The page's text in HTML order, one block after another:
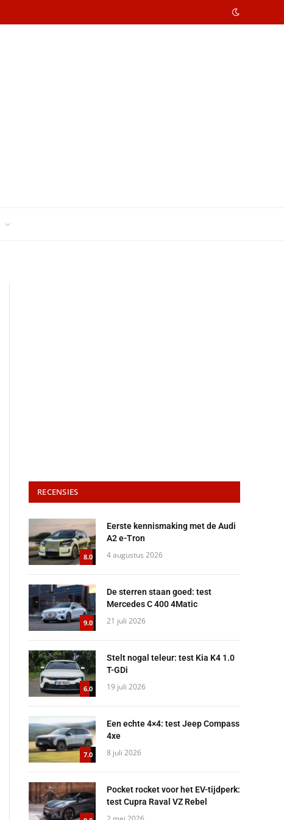
RECENSIES
8.0
Eerste kennismaking met de Audi
A2 e-Tron
4 augustus 2026
9.0
De sterren staan goed: test
Mercedes C 400 4Matic
21 juli 2026
6.0
Stelt nogal teleur: test Kia K4 1.0
T-GDi
19 juli 2026
7.0
Een echte 4×4: test Jeep Compass
4xe
8 juli 2026
Pocket rocket voor het EV-tijdperk:
test Cupra Raval VZ Rebel